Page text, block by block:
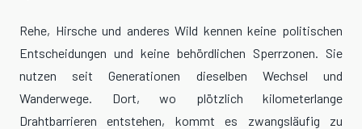
Rehe, Hirsche und anderes Wild kennen keine politischen
Entscheidungen und keine behördlichen Sperrzonen. Sie
nutzen seit Generationen dieselben Wechsel und
Wanderwege. Dort, wo plötzlich kilometerlange
Drahtbarrieren entstehen, kommt es zwangsläufig zu